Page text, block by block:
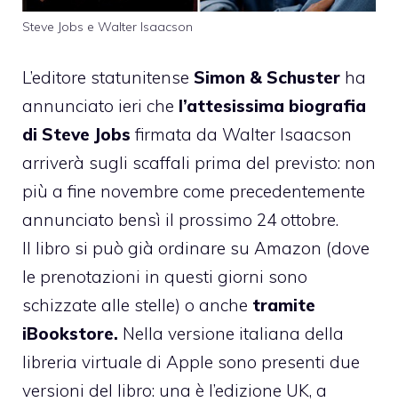
Steve Jobs e Walter Isaacson
L’editore statunitense Simon & Schuster ha
annunciato ieri che l’attesissima biografia
di Steve Jobs firmata da Walter Isaacson
arriverà sugli scaffali prima del previsto: non
più a fine novembre come precedentemente
annunciato bensì il prossimo 24 ottobre.
Il libro si può già ordinare su Amazon (dove
le prenotazioni in questi giorni sono
schizzate alle stelle) o anche tramite
iBookstore. Nella versione italiana della
libreria virtuale di Apple sono presenti due
versioni del libro: una è l’edizione UK, a